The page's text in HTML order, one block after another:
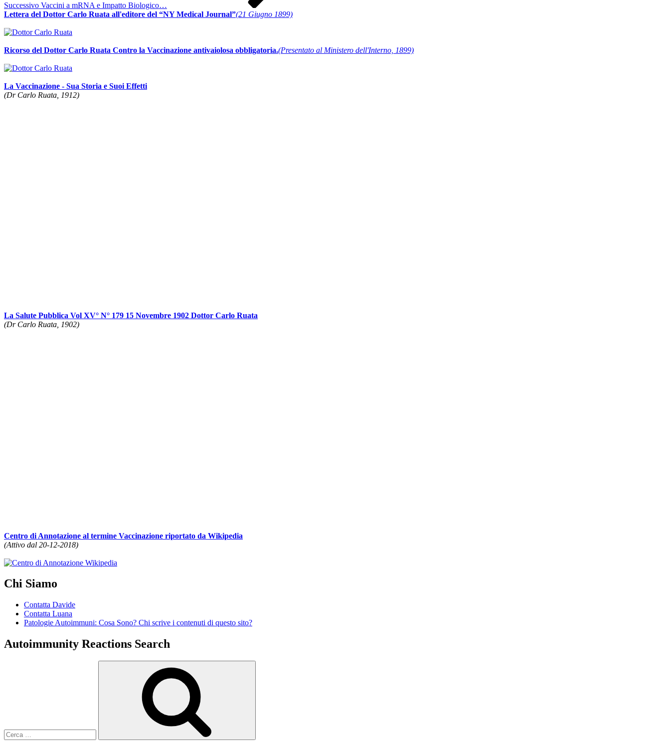
Successivo Vaccini a mRNA e Impatto Biologico…
Lettera del Dottor Carlo Ruata all'editore del “NY Medical Journal”(21 Giugno 1899)
Ricorso del Dottor Carlo Ruata Contro la Vaccinazione antivaiolosa obbligatoria.(Presentato al Ministero dell'Interno, 1899)
La Vaccinazione - Sua Storia e Suoi Effetti
(Dr Carlo Ruata, 1912)
La Salute Pubblica Vol XV° N° 179 15 Novembre 1902 Dottor Carlo Ruata
(Dr Carlo Ruata, 1902)
Centro di Annotazione al termine Vaccinazione riportato da Wikipedia
(Attivo dal 20-12-2018)
Chi Siamo
Contatta Davide
Contatta Luana
Patologie Autoimmuni: Cosa Sono? Chi scrive i contenuti di questo sito?
Autoimmunity Reactions Search